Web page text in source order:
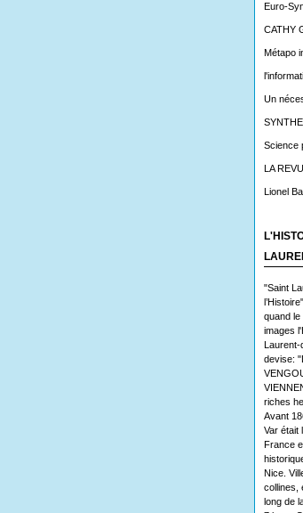
Euro-
CATHY
Métapo
Un
Science
LA
Lionel
"Saint
quand le
images
Laurent-
devise:
riches
Avant
Var était
France
Nice.
collines,
long de